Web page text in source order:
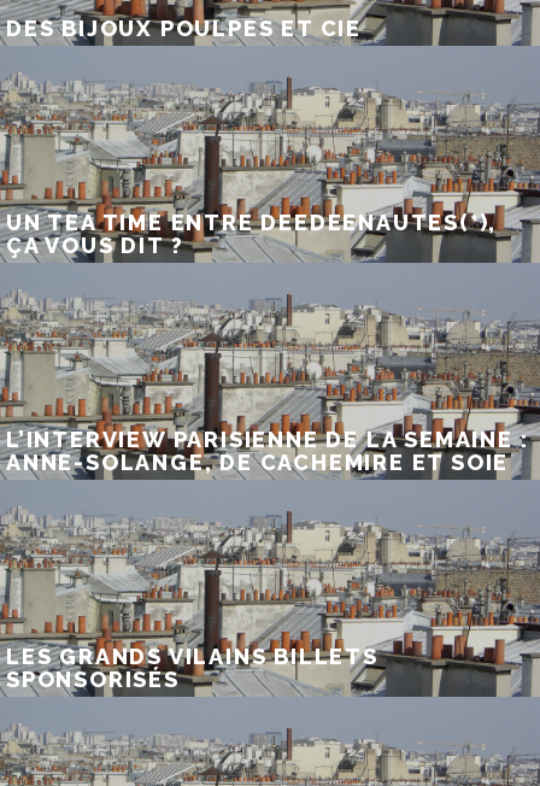
DES BIJOUX POULPES ET CIE
UN TEA TIME ENTRE DEEDEENAUTES(*),
ÇA VOUS DIT ?
L’INTERVIEW PARISIENNE DE LA SEMAINE :
ANNE-SOLANGE, DE CACHEMIRE ET SOIE
LES GRANDS VILAINS BILLETS
SPONSORISÉS